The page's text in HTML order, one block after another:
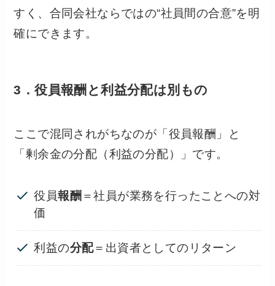
すく、合同会社ならではの“社員間の合意”を明
確にできます。
3．役員報酬と利益分配は別もの
ここで混同されがちなのが「役員報酬」と
「剰余金の分配（利益の分配）」です。
役員報酬 ＝社員が業務を行ったことへの対
価
利益の分配＝出資者としてのリターン